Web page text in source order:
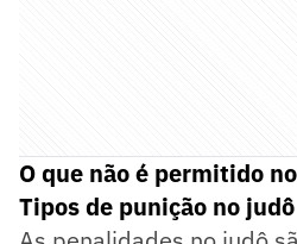
O que não é permitido
Tipos de punição no judô